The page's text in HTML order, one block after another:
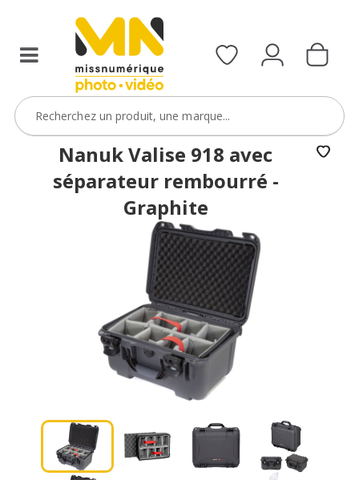
Pack
la
sélectionNanuk Valise 918 avec
séparateur rembourré -
Graphite